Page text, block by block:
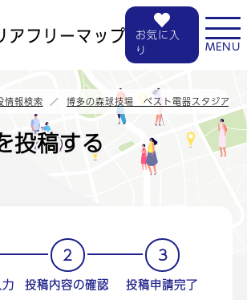
お気に入
り
MENU
情報検索 博多の森球技場 ベスト電器スタジアム
投稿する
2
投稿内容の確認
3
投稿申請完了